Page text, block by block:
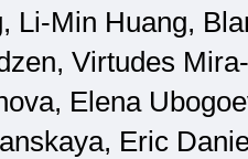
Li-Min Huang,
Virtudes
Elena
Eric